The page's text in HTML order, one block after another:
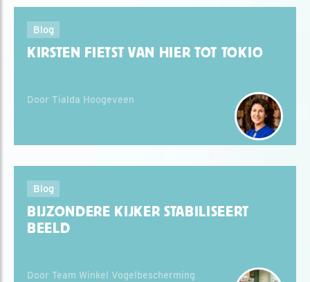
Blog
KIRSTEN FIETST VAN HIER TOT TOKIO
Door Tialda Hoogeveen
Blog
BIJZONDERE KIJKER STABILISEERT
BEELD
Door Team Winkel Vogelbescherming